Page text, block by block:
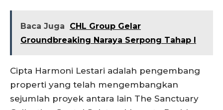
Baca Juga
CHL Group Gelar
Groundbreaking Naraya Serpong Tahap I
Cipta Harmoni Lestari adalah pengembang
properti yang telah mengembangkan
sejumlah proyek antara lain The Sanctuary